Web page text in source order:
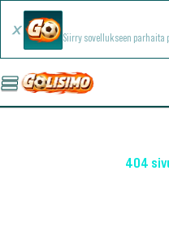
Siirry sovellukseen parhaita
404